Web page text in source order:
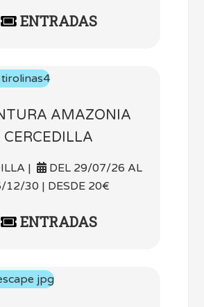
ENTRADAS
AMAZONIA
CERCEDILLA
|
DEL 29/07/26 AL
12/30 | DESDE 20€
ENTRADAS